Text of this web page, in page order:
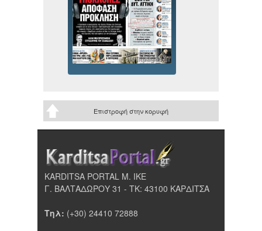
Επιστροφή στην κορυφή
KARDITSA PORTAL Μ. ΙΚΕ
Γ. ΒΑΛΤΑΔΩΡΟΥ 31 - ΤΚ: 43100 ΚΑΡΔΙΤΣΑ
Τηλ: (+30) 24410 72888